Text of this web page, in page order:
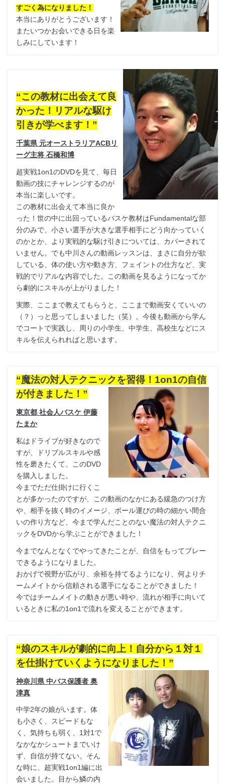
すごく為になりました！
本当にありがとうございます！
またいつかお会いできる日を楽
しみにしています！
“この教材に出会えて良
かった！リアルな駆け
引きが学べます！”
千葉県 元オーストラリアACBリ
ーグ主将 石橋和博
超実戦1on1のDVDを見て、毎日
動画の技にチャレンジするのが
本当に楽しいです。
この教材に出会えて本当に良か
った！世の中に出回っているバスケ教材はFundamentalな部
分のみで、小さい選手が大きな選手相手にどう向かっていく
のかとか、より実戦的な駆け引きについては、カバーされて
いません。でも中川さんの動画レッスンは、まさに自分が欲
している、体の使い方や動き方、フェイントの仕方など、実
戦的でリアルな内容でした。この動画を見るようになってか
ら劇的にスキルが上がりました！
実際、ここまで教えてもらうと、ここまで動画安くていいの
（？）っと思ってしまいました（笑）。今後も動画から学ん
でコートで実践し、周りの小学生、中学生、高校生などにス
キルを伝えられればと思います。
“魔法の対人テクニックを習得！1on1の自信
が付きました！”
東京都 社会人バスケ 伊藤
たまか
私はドライブが好きなので
すが、ドリブルスキルや感
性を磨きたくて、このDVD
を購入しました。
今までただ仕掛けに行くこ
とが多かったのですが、この動画のなかにある緩急のつけ方
や、相手を抜く時のイメージ、ボール運びの時の細かい間合
いの作り方など、今まで学んだことのない魔法の対人テクニ
ックをDVDから学ぶことができました！
今までなんとなくでやってきたことが、自信をもってプレー
できるようになりました。
おかげで視野が広がり、余裕を持てるようになり、何よりチ
ームメイトから信頼される選手になることができました！
今ではチームメイトの動きが悪い時や、流れが相手に向いて
いるときに私の1on1で流れを変えることができます。
“娘のスキルが劇的に向上！自分から１対１
を仕掛けていくようになりました！”
神奈川県 中バス保護者 奥
津真
中学2年の娘がいます。体
も小さく、スピードもな
く、気持ちも弱く、1対1で
なかなかシュートまでいけ
ず、自信が持てない。そん
な時に、超実戦1on1編に出
会いました。目から鱗の内